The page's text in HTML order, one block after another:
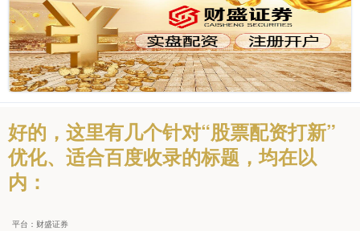
好的，这里有几个针对“股票配资打新”
优化、适合百度收录的标题，均在以
内：
平台：财盛证券